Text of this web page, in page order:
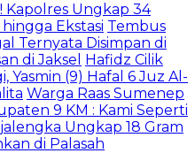
Kapolres Ungkap 34
Ekstasi Tembus
Ternyata Disimpan di
di Jaksel Hafidz Cilik
Yasmin (9) Hafal 6 Juz Al-
Warga Raas Sumenep
9 KM : Kami Seperti
Ungkap 18 Gram
di Palasah